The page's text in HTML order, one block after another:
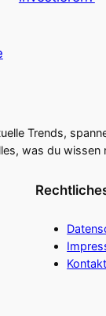
Trends,
was du wissen